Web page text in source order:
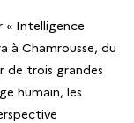
« Intelligence
à Chamrousse, du
de trois grandes
humain, les